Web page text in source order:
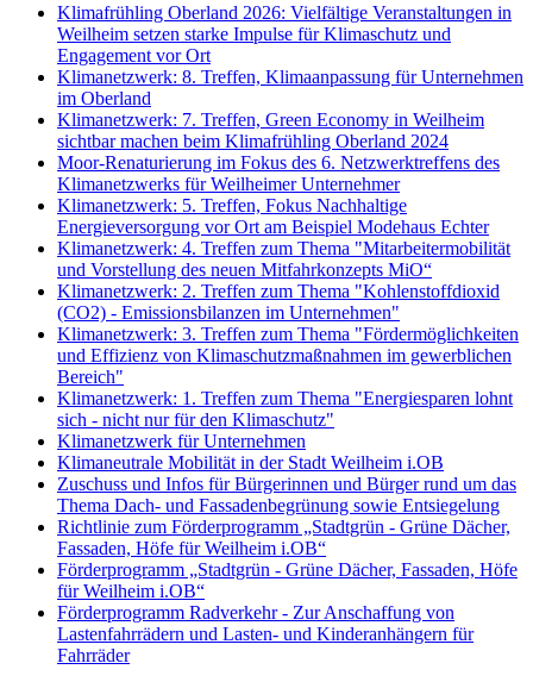
Klimafrühling Oberland 2026: Vielfältige Veranstaltungen in
Weilheim setzen starke Impulse für Klimaschutz und
Engagement vor Ort
Klimanetzwerk: 8. Treffen, Klimaanpassung für Unternehmen
im Oberland
Klimanetzwerk: 7. Treffen, Green Economy in Weilheim
sichtbar machen beim Klimafrühling Oberland 2024
Moor-Renaturierung im Fokus des 6. Netzwerktreffens des
Klimanetzwerks für Weilheimer Unternehmer
Klimanetzwerk: 5. Treffen, Fokus Nachhaltige
Energieversorgung vor Ort am Beispiel Modehaus Echter
Klimanetzwerk: 4. Treffen zum Thema "Mitarbeitermobilität
und Vorstellung des neuen Mitfahrkonzepts MiO“
Klimanetzwerk: 2. Treffen zum Thema "Kohlenstoffdioxid
(CO2) - Emissionsbilanzen im Unternehmen"
Klimanetzwerk: 3. Treffen zum Thema "Fördermöglichkeiten
und Effizienz von Klimaschutzmaßnahmen im gewerblichen
Bereich"
Klimanetzwerk: 1. Treffen zum Thema "Energiesparen lohnt
sich - nicht nur für den Klimaschutz"
Klimanetzwerk für Unternehmen
Klimaneutrale Mobilität in der Stadt Weilheim i.OB
Zuschuss und Infos für Bürgerinnen und Bürger rund um das
Thema Dach- und Fassadenbegrünung sowie Entsiegelung
Richtlinie zum Förderprogramm „Stadtgrün - Grüne Dächer,
Fassaden, Höfe für Weilheim i.OB“
Förderprogramm „Stadtgrün - Grüne Dächer, Fassaden, Höfe
für Weilheim i.OB“
Förderprogramm Radverkehr - Zur Anschaffung von
Lastenfahrrädern und Lasten- und Kinderanhängern für
Fahrräder